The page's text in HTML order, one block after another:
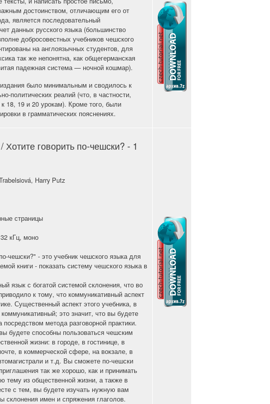
достоинством, отличающим его от
является последовательный
данных русского языка (большинство
добросовестных учебников чешского
на англоязычных студентов, для
так же непонятна, как общегерманская
падежная система — ночной кошмар).
было минимальным и сводилось к
политических реалий (что, в частности,
18, 19 и 20 урокам). Кроме того, были
в грамматических пояснениях.
говорить по-чешски? - 1
Harry Putz
страницы
кГц, моно
чешски?" - это учебник чешского языка для
книги - показать систему чешского языка в
язык с богатой системой склонения, что во
к тому, что коммуникативный аспект
Существенный аспект этого учебника, в
это значит, что вы будете
метода разговорной практики.
будете способны пользоваться чешским
жизни: в городе, в гостинице, в
в коммерческой сфере, на вокзале, в
и т.д. Вы сможете по-чешски
так же хорошо, как и принимать
тему из общественной жизни, а также в
с тем, вы будете изучать нужную вам
склонения имен и спряжения глаголов.